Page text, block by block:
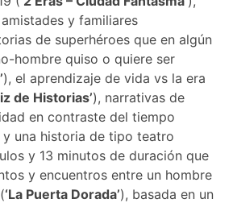
y familiares
de superhéroes que en algún
hombre quiso o quiere ser
), el aprendizaje de vida vs la era
de Historias’), narrativas de
en contraste del tiempo
y una historia de tipo teatro
y 13 minutos de duración que
y encuentros entre un hombre
‘La Puerta Dorada’), basada en un